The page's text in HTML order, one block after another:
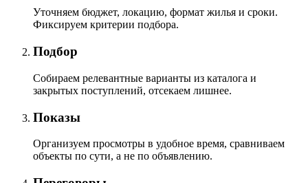
Уточняем бюджет, локацию, формат жилья и сроки.
Фиксируем критерии подбора.
Подбор
Собираем релевантные варианты из каталога и
закрытых поступлений, отсекаем лишнее.
Показы
Организуем просмотры в удобное время, сравниваем
объекты по сути, а не по объявлению.